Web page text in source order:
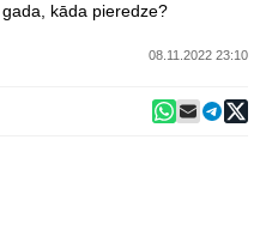
kāda pieredze?
08.11.2022 23:10